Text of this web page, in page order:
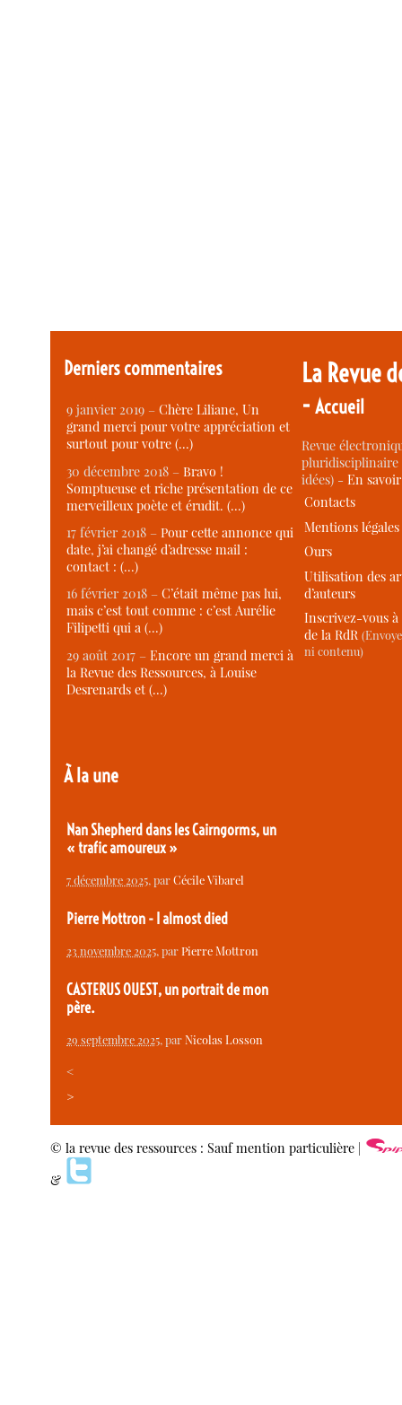
Derniers commentaires
9 janvier 2019 –Chère Liliane, Un
grand merci pour votre appréciation et
surtout pour votre (…)
30 décembre 2018 –Bravo !
Somptueuse et riche présentation de ce
merveilleux poète et érudit. (…)
17 février 2018 –Pour cette annonce qui
date, j’ai changé d’adresse mail :
contact : (…)
16 février 2018 –C’était même pas lui,
mais c’est tout comme : c’est Aurélie
Filipetti qui a (…)
29 août 2017 –Encore un grand merci à
la Revue des Ressources, à Louise
Desrenards et (…)
À la une
Nan Shepherd dans les Cairngorms, un
« trafic amoureux »
7 décembre 2025, parCécile Vibarel
Pierre Mottron - I almost died
23 novembre 2025, parPierre Mottron
CASTERUS OUEST, un portrait de mon
père.
29 septembre 2025, parNicolas Losson
<
>
La Revue
-Accueil
Revue
idées) -En
Contacts
Mentions légales
Ours
Utilisation des
d’auteurs
Inscrivez-vous
de la RdR
ni contenu)
© la revue des ressources : Sauf mention particulière |
&